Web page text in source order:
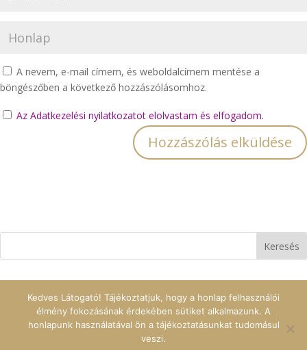
A nevem, e-mail címem, és weboldalcímem mentése a
böngészőben a következő hozzászólásomhoz.
Az Adatkezelési nyilatkozatot elolvastam és elfogadom.
© 2017 Minden jog fenntartva | Design ::
Kedves Látogató! Tájékoztatjuk, hogy a honlap felhasználói
élmény fokozásának érdekében sütiket alkalmazunk. A
honlapunk használatával ön a tájékoztatásunkat tudomásul
veszi.